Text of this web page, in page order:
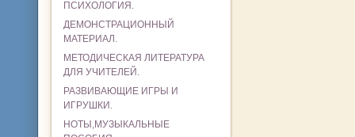
ПСИХОЛОГИЯ.
ДЕМОНСТРАЦИОННЫЙ
МАТЕРИАЛ.
МЕТОДИЧЕСКАЯ ЛИТЕРАТУРА
ДЛЯ УЧИТЕЛЕЙ.
РАЗВИВАЮЩИЕ ИГРЫ И
ИГРУШКИ.
НОТЫ,МУЗЫКАЛЬНЫЕ